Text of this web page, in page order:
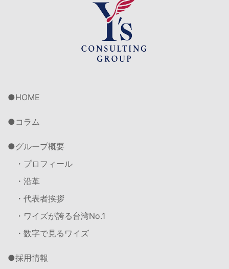
HOME
コラム
グループ概要
・プロフィール
・沿革
・代表者挨拶
・ワイズが誇る台湾No.1
・数字で見るワイズ
採用情報